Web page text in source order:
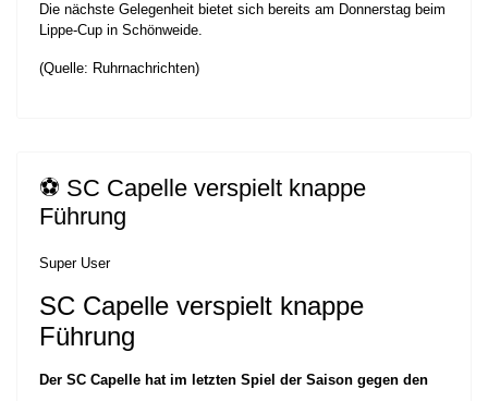
Die nächste Gelegenheit bietet sich bereits am Donnerstag beim
Lippe-Cup in Schönweide.
(Quelle: Ruhrnachrichten)
⚽️ SC Capelle verspielt knappe
Führung
Super User
SC Capelle verspielt knappe
Führung
Der SC Capelle hat im letzten Spiel der Saison gegen den